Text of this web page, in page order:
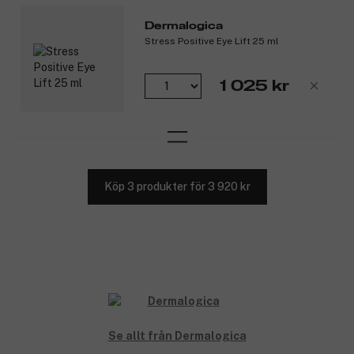
Dermalogica
Stress Positive Eye Lift 25 ml
1 025 kr
Köp 3 produkter för 3 920 kr
Se allt från Dermalogica